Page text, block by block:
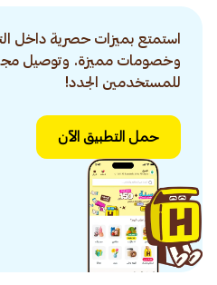
استمتع بميزات حصرية داخل
وخصومات مميزة. وتوصيل
للمستخدمين الجدد!
حمل التطبيق الآن